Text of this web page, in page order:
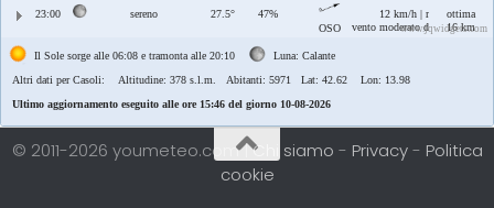
23:00 sereno 27.5°
47%
OSO
12 km/h | max 13 km/h
vento moderato di Libeccio/
ottima
16 km
www.jqwidgets.com
Il Sole sorge alle 06:08 e tramonta alle 20:10
Luna: Calante
Altri dati per Casoli: Altitudine: 378 s.l.m. Abitanti: 5971 Lat: 42.62 Lon: 13.98
Ultimo aggiornamento eseguito alle ore 15:46 del giorno 10-08-2026
© 2011-2026 youmeteo.com |Chi siamo - Privacy- Politica
cookie